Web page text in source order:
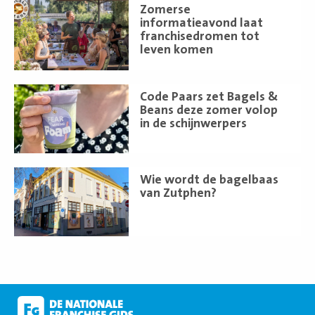
Zomerse
informatieavond laat
franchisedromen tot
leven komen
Lees
meer
Code Paars zet Bagels &
Beans deze zomer volop
in de schijnwerpers
Lees
meer
Wie wordt de bagelbaas
van Zutphen?
Lees
meer